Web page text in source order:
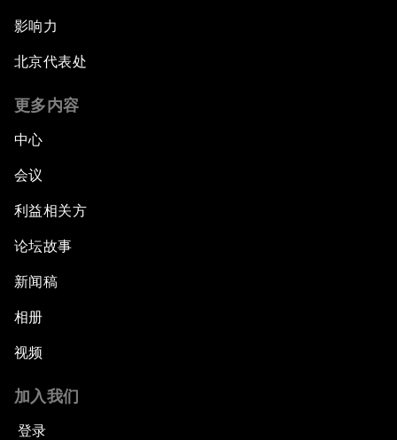
影响力
北京代表处
更多内容
中心
会议
利益相关方
论坛故事
新闻稿
相册
视频
加入我们
登录